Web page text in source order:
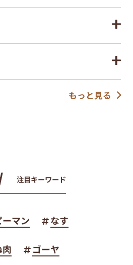
もっと見る
注目キーワード
ーマン なす
ゴーヤ